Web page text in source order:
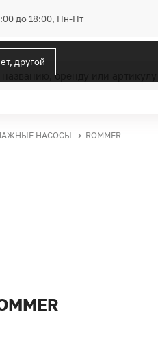
до 18:00, Пн-Пт
другой
НАСОСЫ ROMMER